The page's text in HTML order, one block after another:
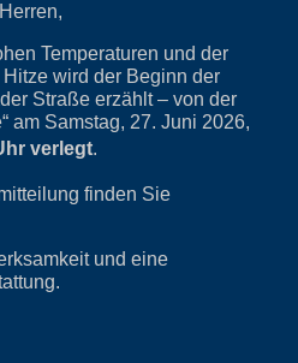
Temperaturen und der
wird der Beginn der
Straße erzählt – von der
am Samstag, 27. Juni 2026,
verlegt.
finden Sie
und eine